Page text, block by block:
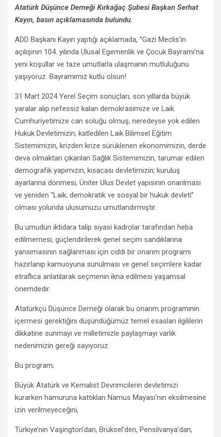
Atatürk Düşünce Derneği Kırkağaç Şubesi Başkan Serhat
Kayın, basın açıklamasında bulundu.
ADD Başkanı Kayın yaptığı açıklamada, “Gazi Meclis’in
açılışının 104. yılında Ulusal Egemenlik ve Çocuk Bayramı’na
yeni koşullar ve taze umutlarla ulaşmanın mutluluğunu
yaşıyoruz. Bayramımız kutlu olsun!
31 Mart 2024 Yerel Seçim sonuçları, son yıllarda büyük
yaralar alıp nefessiz kalan demokrasimize ve Laik
Cumhuriyetimize can soluğu olmuş, neredeyse yok edilen
Hukuk Devletimizin, katledilen Laik Bilimsel Eğitim
Sistemimizin, krizden krize sürüklenen ekonomimizin, derde
deva olmaktan çıkarılan Sağlık Sistemimizin, tarumar edilen
demografik yapımızın, kısacası devletimizin; kuruluş
ayarlarına dönmesi, Üniter Ulus Devlet yapısının onarılması
ve yeniden “Laik, demokratik ve sosyal bir hukuk devleti”
olması yolunda ulusumuzu umutlandırmıştır.
Bu umudun iktidara talip siyasi kadrolar tarafından heba
edilmemesi, güçlendirilerek genel seçim sandıklarına
yansımasının sağlanması için ciddi bir onarım programı
hazırlanıp kamuoyuna sunulması ve genel seçimlere kadar
etraflıca anlatılarak seçmenin ikna edilmesi yaşamsal
önemdedir.
Atatürkçü Düşünce Derneği olarak bu onarım programının
içermesi gerektiğini düşündüğümüz temel esasları ilgililerin
dikkatine sunmayı ve milletimizle paylaşmayı varlık
nedenimizin gereği sayıyoruz.
Bu program;
Büyük Atatürk ve Kemalist Devrimcilerin devletimizi
kurarken hamuruna kattıkları Namus Mayası’nın eksilmesine
izin verilmeyeceğini,
Türkiye’nin Vaşington’dan, Brüksel’den, Pensilvanya’dan,